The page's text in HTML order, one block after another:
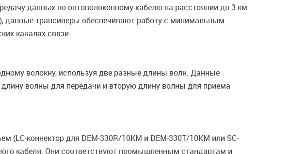
данных по оптоволоконному кабелю на расстоянии до 3 км
данные трансиверы обеспечивают работу с минимальным
каналах связи.
волокну, используя две разные длины волн. Данные
волны для передачи и вторую длину волны для приема
(LC-коннектор для DEM-330R/10KM и DEM-330T/10KM или SC-
кабеля. Они соответствуют промышленным стандартам и